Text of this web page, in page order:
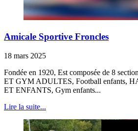
Amicale Sportive Froncles
18 mars 2025
Fondée en 1920, Est composée de 8
ET GYM ADULTES, Football enfants,
ET ENFANTS, Gym enfants...
Lire la suite...